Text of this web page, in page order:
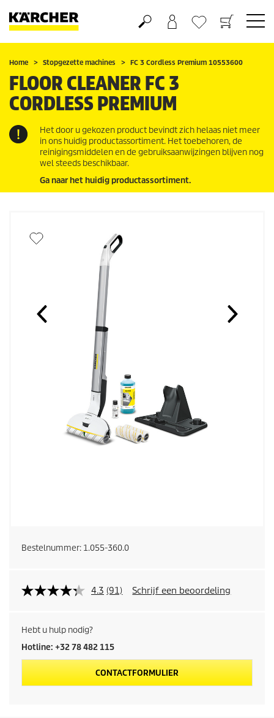
Boodschappenmandje
Verlanglijstje
Home Stopgezette machines FC 3 Cordless Premium 10553600
FLOOR CLEANER FC 3
CORDLESS PREMIUM
Het door u gekozen product bevindt zich helaas niet meer
in ons huidig productassortiment. Het toebehoren, de
reinigingsmiddelen en de gebruiksaanwijzingen blijven nog
wel steeds beschikbaar.
Ga naar het huidig productassortiment.
Bestelnummer: 1.055-360.0
4.3 (91) Schrijf een beoordeling
Hebt u hulp nodig?
Hotline: +32 78 482 115
CONTACTFORMULIER